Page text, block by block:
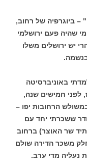
– ביוגרפיה של רחוב,
שהיה פעם ירושלמי
יש ירושלים משלו
באוניברסיטה
לפני חמישים שנה,
הרחובות יפו –
ששכרתי יחד עם
שר האוצר) ברחוב
משכר הדירה שולם
נעליה מדי ערב.